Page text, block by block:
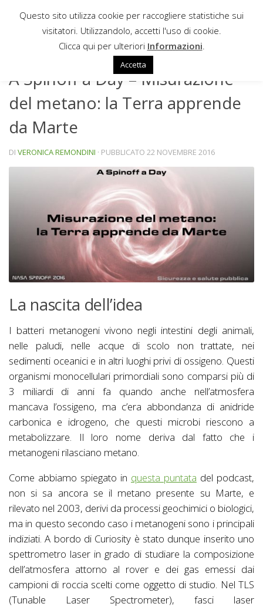
Sotto il contenuto
SPINOFF A DAY
A Spinoff a Day – Misurazione
del metano: la Terra apprende
da Marte
DI VERONICA REMONDINI · PUBBLICATO 22 NOVEMBRE 2016
La nascita dell’idea
I batteri metanogeni vivono negli intestini degli animali,
nelle paludi, nelle acque di scolo non trattate, nei
sedimenti oceanici e in altri luoghi privi di ossigeno. Questi
organismi monocellulari primordiali sono comparsi più di
3 miliardi di anni fa quando anche nell’atmosfera
mancava l’ossigeno, ma c’era abbondanza di anidride
carbonica e idrogeno, che questi microbi riescono a
metabolizzare. Il loro nome deriva dal fatto che i
metanogeni rilasciano metano.
Come abbiamo spiegato in questa puntata del podcast,
non si sa ancora se il metano presente su Marte, e
rilevato nel 2003, derivi da processi geochimici o biologici,
ma in questo secondo caso i metanogeni sono i principali
indiziati. A bordo di Curiosity è stato dunque inserito uno
spettrometro laser in grado di studiare la composizione
dell’atmosfera attorno al rover e dei gas emessi dai
campioni di roccia scelti come oggetto di studio. Nel TLS
(Tunable Laser Spectrometer), fasci laser
Questo sito utilizza cookie per raccogliere statistiche sui
visitatori. Utilizzandolo, accetti l'uso di cookie.
Clicca qui per ulteriori Informazioni
Accetta